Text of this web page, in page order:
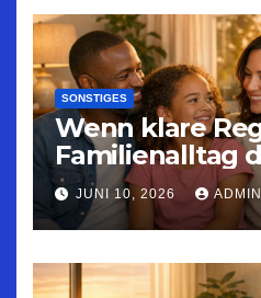
SONSTIGES
Wenn klare
Familienalltag
geben,
Gesundheit
JUNI 10, 2026 ADMIN